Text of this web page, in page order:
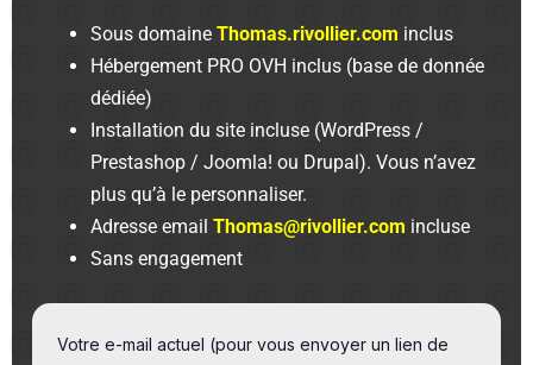
Sous domaineThomas.rivollier.com inclus
Hébergement PRO OVH inclus (base de donnée
dédiée)
Installation du site incluse (WordPress /
Prestashop / Joomla! ou Drupal). Vous n’avez
plus qu’à le personnaliser.
Adresse emailThomas@rivollier.com incluse
Sans engagement
Votre e-mail actuel (pour vous envoyer un lien de